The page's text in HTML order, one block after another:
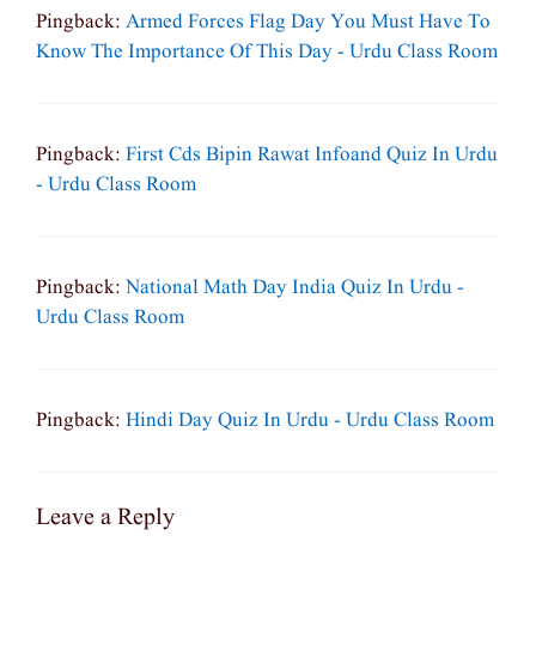
Pingback: Armed Forces Flag Day You Must Have To
Know The Importance Of This Day - Urdu Class Room
Pingback: First Cds Bipin Rawat Infoand Quiz In Urdu
- Urdu Class Room
Pingback: National Math Day India Quiz In Urdu -
Urdu Class Room
Pingback: Hindi Day Quiz In Urdu - Urdu Class Room
Leave a Reply